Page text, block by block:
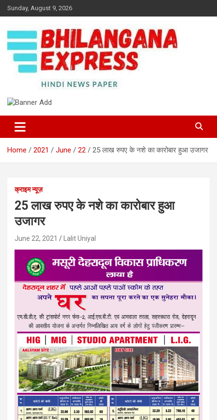
Skip
to
Sunday, August 9, 2026
Bhilangana Express
Home 2021 June 22 25 लाख रुपए के नशे का कारोबार हुआ उजागर
क्राइम न्यूज़
25 लाख रुपए के नशे का कारोबार हुआ
उजागर
June 22, 2021 Lalit Uniyal